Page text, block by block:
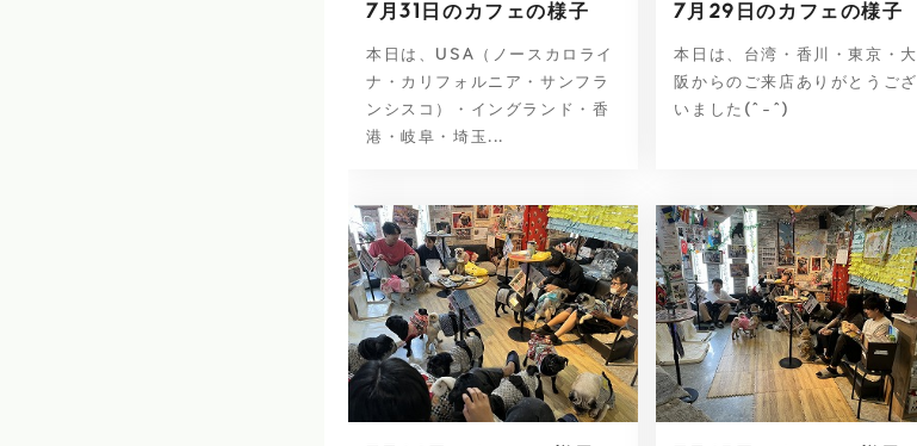
7月31日のカフェの様子
本日は、USA（ノースカロライ
ナ・カリフォルニア・サンフラ
ンシスコ）・イングランド・香
港・岐阜・埼玉...
7月29日のカフェの様子
本日は、台湾・香川・東京・大
阪からのご来店ありがとうござ
いました(^-^)